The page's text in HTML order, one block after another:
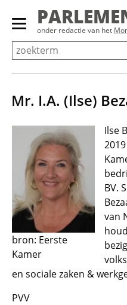
Overslaan
Primair
menu
tonen/verbergen
onder redactie van het
Mr. I.A. (Ilse)
bron: Eerste
Kamer
Ilse
BV.
van
en sociale zaken &
PVV